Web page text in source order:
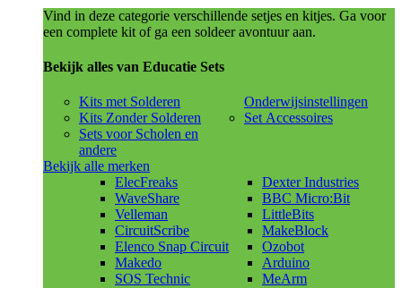
Vind in deze categorie verschillende setjes en kitjes. Ga voor
een complete kit of ga een soldeer avontuur aan.
Bekijk alles van Educatie Sets
Kits met Solderen
Kits Zonder Solderen
Sets voor Scholen en
andere
Onderwijsinstellingen
Set Accessoires
Bekijk alle merken
ElecFreaks
WaveShare
Velleman
CircuitScribe
Elenco Snap Circuit
Makedo
SOS Technic
Dexter Industries
BBC Micro:Bit
LittleBits
MakeBlock
Ozobot
Arduino
MeArm